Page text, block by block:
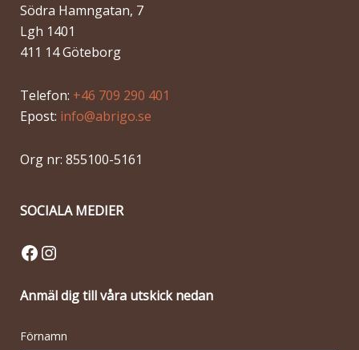
Södra Hamngatan, 7
Lgh 1401
411 14 Göteborg
Telefon: +46 709 290 401
Epost: info@abrigo.se
Org nr: 855100-5161
SOCIALA MEDIER
Facebook
Instagram
Anmäl dig till våra utskick nedan
Förnamn